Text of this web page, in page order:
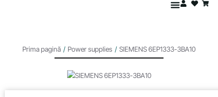
Prima pagină / Power supplies / SIEMENS 6EP1333-3BA10